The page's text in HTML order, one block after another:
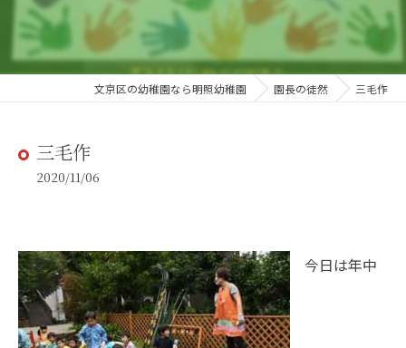
文京区の幼稚園なら明照幼稚園 園長の徒然 三毛作
三毛作
2020/11/06
今日は年中